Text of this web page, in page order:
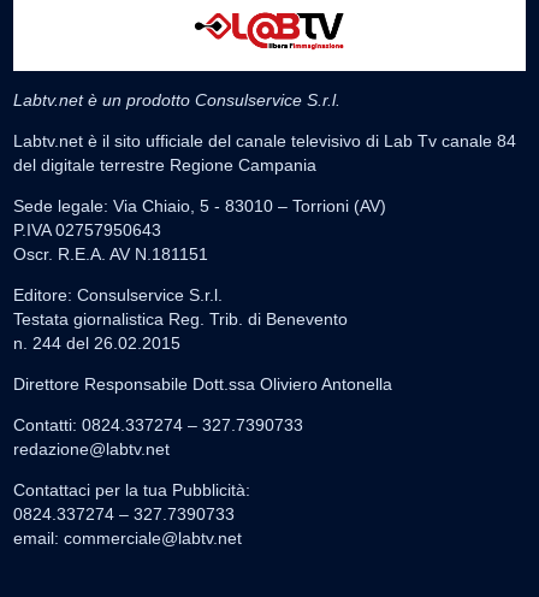
Labtv.net è un prodotto Consulservice S.r.l.
Labtv.net è il sito ufficiale del canale televisivo di Lab Tv canale 84
del digitale terrestre Regione Campania
Sede legale: Via Chiaio, 5 - 83010 – Torrioni (AV)
P.IVA 02757950643
Oscr. R.E.A. AV N.181151
Editore: Consulservice S.r.l.
Testata giornalistica Reg. Trib. di Benevento
n. 244 del 26.02.2015
Direttore Responsabile Dott.ssa Oliviero Antonella
Contatti: 0824.337274 – 327.7390733
redazione@labtv.net
Contattaci per la tua Pubblicità:
0824.337274 – 327.7390733
email: commerciale@labtv.net